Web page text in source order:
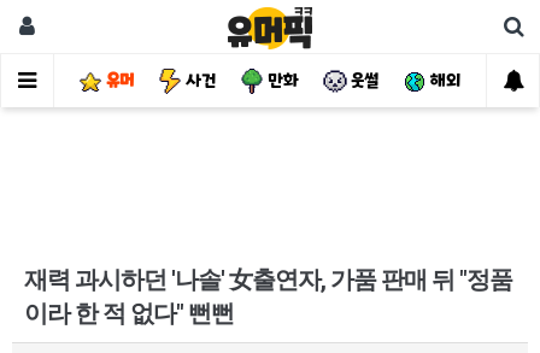
유머 사건 만화 웃썰 해외 핫
재력 과시하던 '나솔' 女출연자, 가품 판매 뒤 "정품
이라 한 적 없다" 뻔뻔